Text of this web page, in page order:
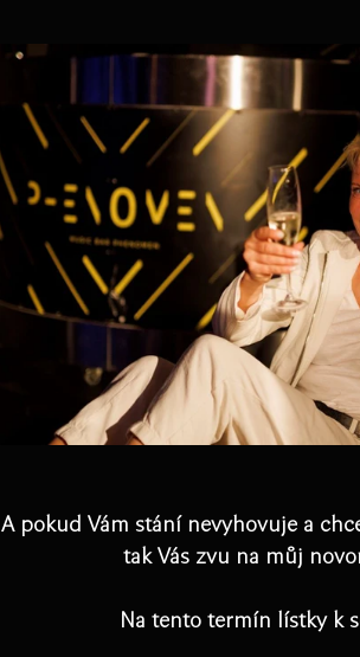
A pokud Vám stání nevyhovuje a
tak Vás zvu na můj
Na tento termín lístky k